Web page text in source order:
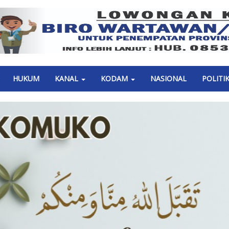
Previous
HUKUM KANAL KODAM NASIONAL POLITIK